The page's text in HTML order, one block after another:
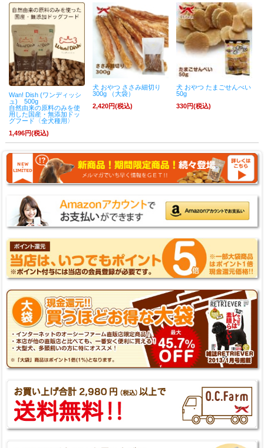
Wan! Dish (ワンディッシ
ュ) 500g
自然由来の原料のみを使
用した国産・無添加ドッ
グフード〈全犬種用〉
1,496円(税込)
犬 おやつ ささみ細切り
300g （大袋）
2,420円(税込)
犬 おやつ たまごせんべい
50g
330円(税込)